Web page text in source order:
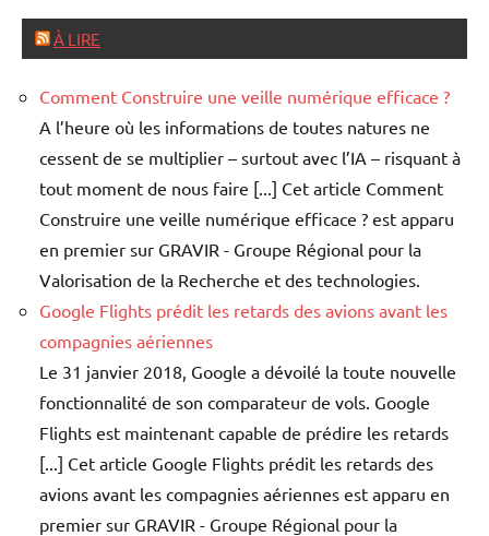
À LIRE
Comment Construire une veille numérique efficace ?
A l’heure où les informations de toutes natures ne
cessent de se multiplier – surtout avec l’IA – risquant à
tout moment de nous faire [...] Cet article Comment
Construire une veille numérique efficace ? est apparu
en premier sur GRAVIR - Groupe Régional pour la
Valorisation de la Recherche et des technologies.
Google Flights prédit les retards des avions avant les
compagnies aériennes
Le 31 janvier 2018, Google a dévoilé la toute nouvelle
fonctionnalité de son comparateur de vols. Google
Flights est maintenant capable de prédire les retards
[...] Cet article Google Flights prédit les retards des
avions avant les compagnies aériennes est apparu en
premier sur GRAVIR - Groupe Régional pour la